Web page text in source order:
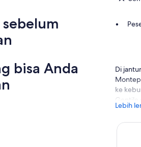
bisa Anda
Di
ke
Gentile
yang
Lebih